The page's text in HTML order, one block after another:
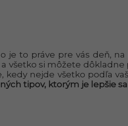
to práve pre vás deň,
všetko si môžete
nejde všetko podľa
tipov, ktorým je lepšie